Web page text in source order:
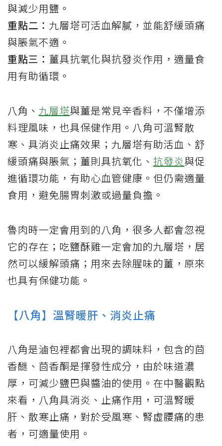
與減少用鹽。
重點二： 九層塔可活血解膩，並能舒緩頭痛
與脹氣不適。
重點三： 薑具抗氧化與抗發炎作用，適量食
用有助循環。
八角、 九層塔與薑是常見辛香料，不僅增添
料理風味，也具保健作用。八角可溫腎散
寒、具消炎止痛效果；九層塔有助活血、舒
緩頭痛與脹氣；薑則具抗氧化、 抗發炎與促
進循環功能，有助心血管健康。但仍需適量
食用，避免腸胃刺激或過量負擔。
魯肉時一定會用到的八角，很多人都會忽視
它的存在；吃鹽酥雞一定會加的九層塔，居
然可以緩解頭痛；用來去除腥味的薑，原來
也具有保健功能。
【八角】溫腎暖肝、消炎止痛
八角是滷包裡都會出現的調味料，包含的茴
香醚、茴香酮是揮發性成分，由於味道濃
厚，可減少鹽巴與醬油的使用。在中醫觀點
來看，八角具消炎、止痛作用，可溫腎暖
肝、散寒止痛，對於受風寒、腎虛腰痛的患
者，可適量使用。